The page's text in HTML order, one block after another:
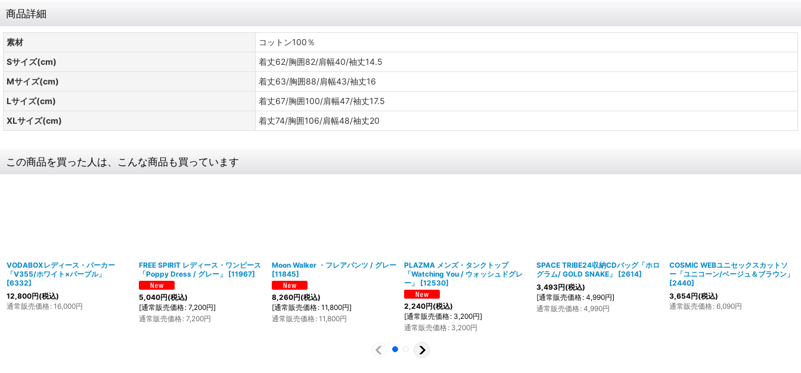
商品詳細
素材
コットン100％
Sサイズ(cm)
着丈62/胸囲82/肩幅40/袖丈14.5
Mサイズ(cm)
着丈63/胸囲88/肩幅43/袖丈16
Lサイズ(cm)
着丈67/胸囲100/肩幅47/袖丈17.5
XLサイズ(cm)
着丈74/胸囲106/肩幅48/袖丈20
この商品を買った人は、こんな商品も買っています
VODABOXレディース・パーカー
「V355/ホワイト×パープル」
[6332]
12,800円(税込)
通常販売価格: 16,000円
FREE SPIRIT レディース・ワンピース
「Poppy Dress / グレー」
[11967]
5,040円(税込)
[通常販売価格: 7,200円]
通常販売価格: 7,200円
Moon Walker ・フレアパンツ / グレー
[11845]
8,260円(税込)
[通常販売価格: 11,800円]
通常販売価格: 11,800円
PLAZMA メンズ・タンクトップ
「Watching You / ウォッシュドグレ
ー」
[12530]
2,240円(税込)
[通常販売価格: 3,200円]
通常販売価格: 3,200円
SPACE TRIBE24収納CDバッグ「ホロ
グラム/ GOLD SNAKE」
[2614]
3,493円(税込)
[通常販売価格: 4,990円]
通常販売価格: 4,990円
COSMIC WEBユニセックスカットソ
ー「ユニコーン/ベージュ＆ブラウン」
[2440]
3,654円(税込)
通常販売価格: 6,090円